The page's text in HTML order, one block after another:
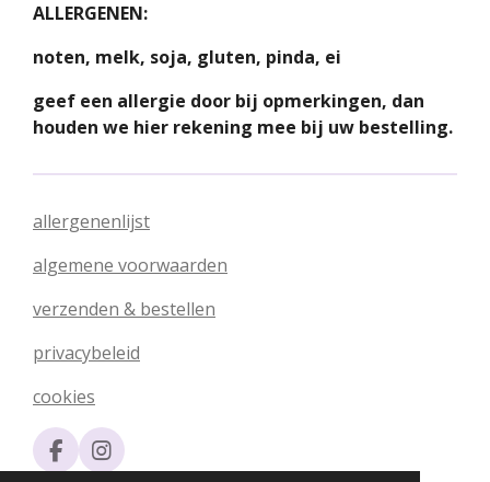
ALLERGENEN:
noten, melk, soja, gluten, pinda, ei
geef een allergie door bij opmerkingen, dan
houden we hier rekening mee bij uw bestelling.
allergenenlijst
algemene voorwaarden
verzenden & bestellen
privacybeleid
cookies
F
I